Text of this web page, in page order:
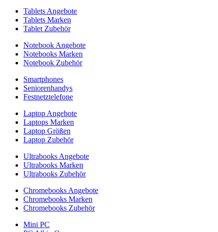
Tablets Angebote
Tablets Marken
Tablet Zubehör
Notebook Angebote
Notebooks Marken
Notebook Zubehör
Smartphones
Seniorenhandys
Festnetztelefone
Laptop Angebote
Laptops Marken
Laptop Größen
Laptop Zubehör
Ultrabooks Angebote
Ultrabooks Marken
Ultrabooks Zubehör
Chromebooks Angebote
Chromebooks Marken
Chromebooks Zubehör
Mini PC